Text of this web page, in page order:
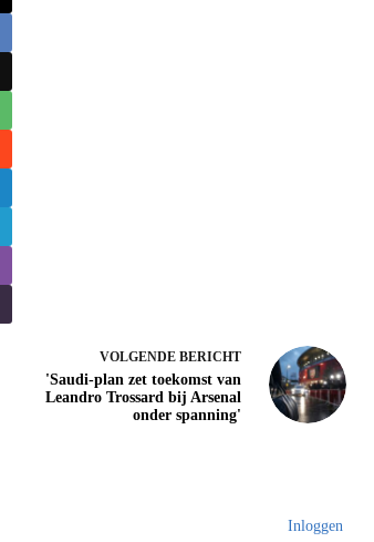
VOLGENDE BERICHT
'Saudi-plan zet toekomst van
Leandro Trossard bij Arsenal
onder spanning'
Inloggen